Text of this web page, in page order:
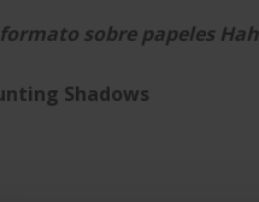
sobre papeles
Shadows